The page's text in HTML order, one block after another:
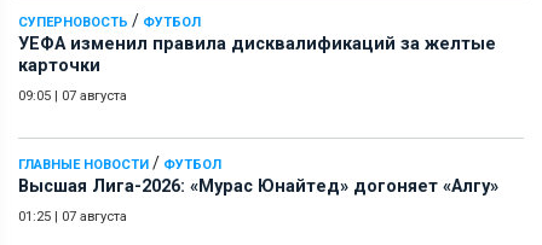
СУПЕРНОВОСТЬ / ФУТБОЛ
УЕФА изменил правила дисквалификаций за желтые
карточки
09:05 07 августа
ГЛАВНЫЕ НОВОСТИ / ФУТБОЛ
Высшая Лига-2026: «Мурас Юнайтед» догоняет «Алгу»
01:25 07 августа